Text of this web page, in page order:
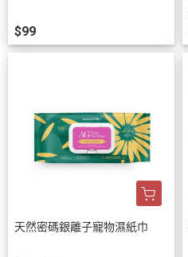
$99
天然密碼銀離子寵物濕紙巾